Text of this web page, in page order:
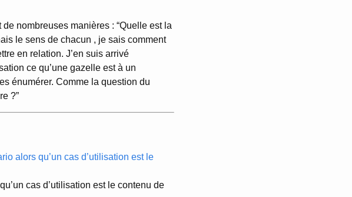
nombreuses manières : “Quelle est la
le sens de chacun , je sais comment
en relation. J’en suis arrivé
ce qu’une gazelle est à un
énumérer. Comme la question du
?”
alors qu’un cas d’utilisation est le
cas d’utilisation est le contenu de